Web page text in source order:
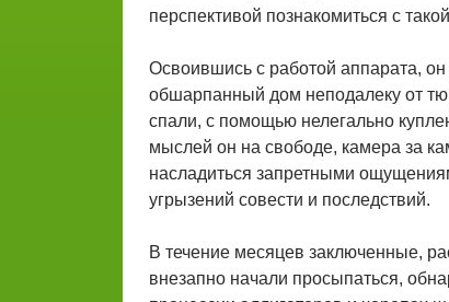
перспективой познакомиться с
Освоившись с работой аппарата,
обшарпанный дом неподалеку от
спали, с помощью нелегально
мыслей он на свободе, камера за
насладиться запретными
угрызений совести и последствий.
В течение месяцев заключенные,
внезапно начали просыпаться,